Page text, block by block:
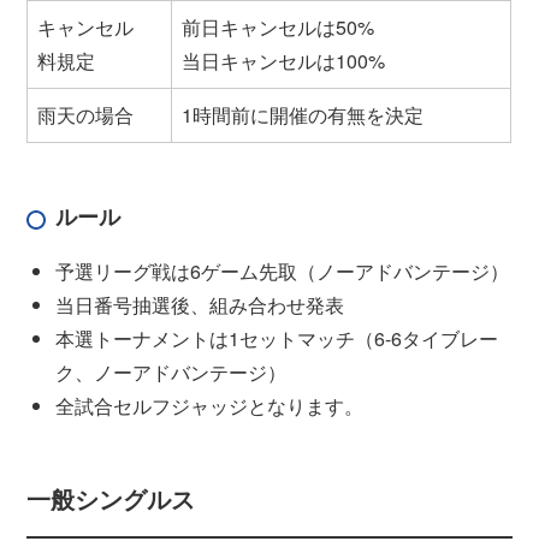
キャンセル
料規定
前日キャンセルは50%
当日キャンセルは100%
雨天の場合
1時間前に開催の有無を決定
ルール
予選リーグ戦は6ゲーム先取（ノーアドバンテージ）
当日番号抽選後、組み合わせ発表
本選トーナメントは1セットマッチ（6-6タイブレー
ク、ノーアドバンテージ）
全試合セルフジャッジとなります。
一般シングルス